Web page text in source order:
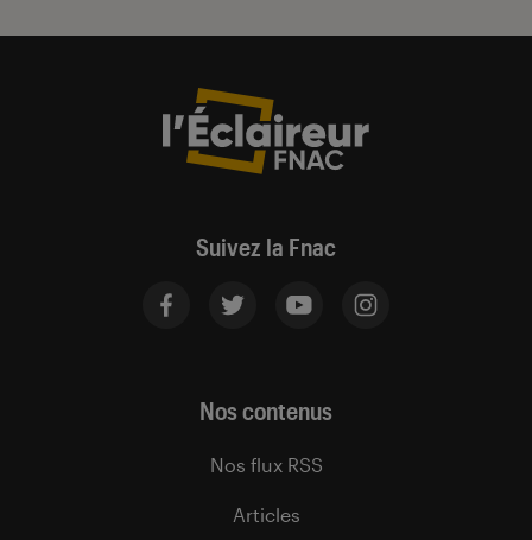
Suivez la Fnac
Nos contenus
Nos flux RSS
Articles